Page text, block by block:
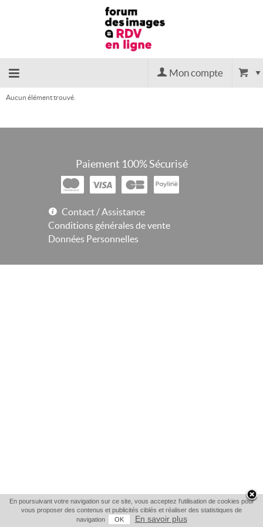
Retour
Mon compte
Aucun élément trouvé.
Paiement 100% Sécurisé
Contact / Assistance
Conditions générales de vente
Données Personnelles
En poursuivant votre navigation sur ce site, vous acceptez l'utilisation de cookies pour
vous proposer des contenus et publicités ciblés et réaliser des statistiques de
navigation
OK En savoir plus